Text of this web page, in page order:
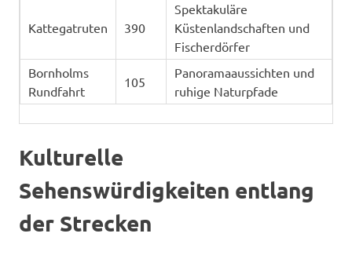
Kattegatruten 390
Spektakuläre
Küstenlandschaften und
Fischerdörfer
Bornholms
Rundfahrt
105
Panoramaaussichten und
ruhige Naturpfade
Kulturelle
Sehenswürdigkeiten entlang
der Strecken